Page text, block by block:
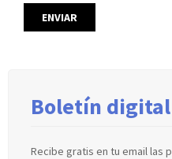
Boletín digital
Recibe gratis en tu email las